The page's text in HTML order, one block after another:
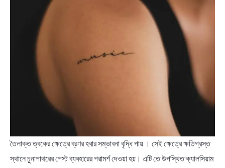
তৈলাক্ত ত্বকের ক্ষেত্রে ব্রণর হবার সম্ভাবনা বৃদ্ধি পায় । সেই ক্ষেত্রে ক্ষতিগ্রস্ত
স্থানে চুনাপাথরের পেস্ট ব্যবহারের পরামর্শ দেওয়া হয়। এটি তে উপস্থিত ক্যালসিয়াম